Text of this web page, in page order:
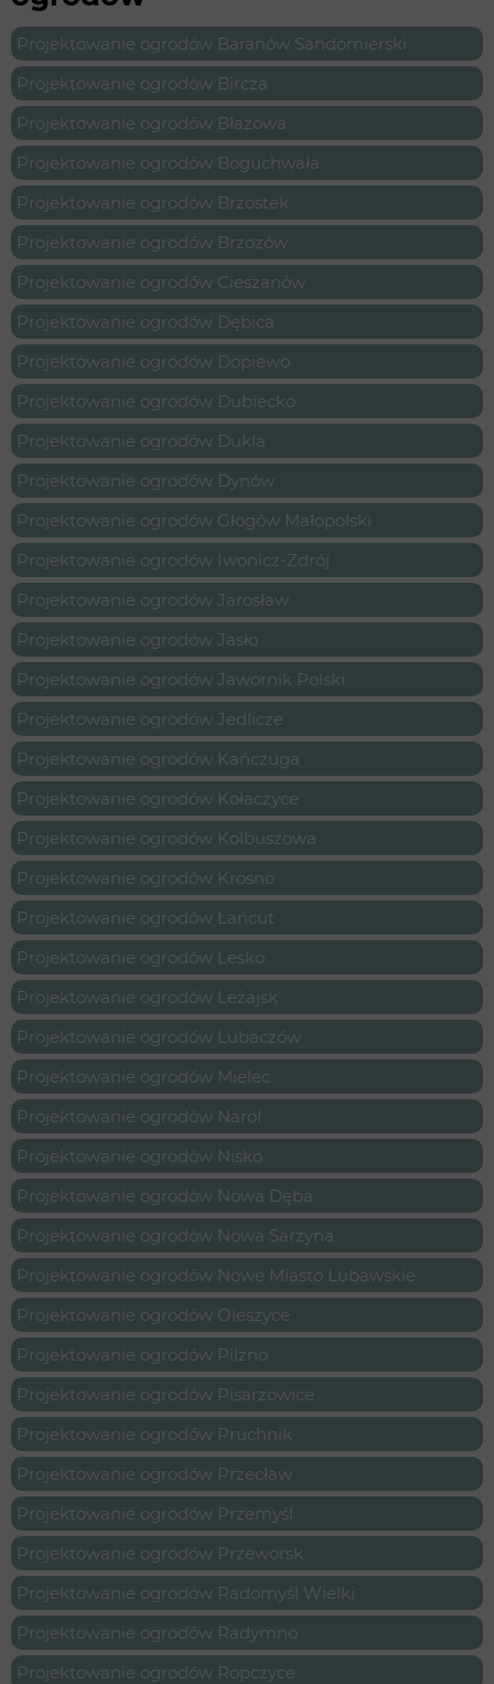
Projektowanie ogrodów Baranów Sandomierski
Projektowanie ogrodów Bircza
Projektowanie ogrodów Błażowa
Projektowanie ogrodów Boguchwała
Projektowanie ogrodów Brzostek
Projektowanie ogrodów Brzozów
Projektowanie ogrodów Cieszanów
Projektowanie ogrodów Dębica
Projektowanie ogrodów Dopiewo
Projektowanie ogrodów Dubiecko
Projektowanie ogrodów Dukla
Projektowanie ogrodów Dynów
Projektowanie ogrodów Głogów Małopolski
Projektowanie ogrodów Iwonicz-Zdrój
Projektowanie ogrodów Jarosław
Projektowanie ogrodów Jasło
Projektowanie ogrodów Jawornik Polski
Projektowanie ogrodów Jedlicze
Projektowanie ogrodów Kańczuga
Projektowanie ogrodów Kołaczyce
Projektowanie ogrodów Kolbuszowa
Projektowanie ogrodów Krosno
Projektowanie ogrodów Łańcut
Projektowanie ogrodów Lesko
Projektowanie ogrodów Leżajsk
Projektowanie ogrodów Lubaczów
Projektowanie ogrodów Mielec
Projektowanie ogrodów Narol
Projektowanie ogrodów Nisko
Projektowanie ogrodów Nowa Dęba
Projektowanie ogrodów Nowa Sarzyna
Projektowanie ogrodów Nowe Miasto Lubawskie
Projektowanie ogrodów Oleszyce
Projektowanie ogrodów Pilzno
Projektowanie ogrodów Pisarzowice
Projektowanie ogrodów Pruchnik
Projektowanie ogrodów Przecław
Projektowanie ogrodów Przemyśl
Projektowanie ogrodów Przeworsk
Projektowanie ogrodów Radomyśl Wielki
Projektowanie ogrodów Radymno
Projektowanie ogrodów Ropczyce